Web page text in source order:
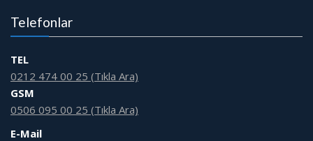
Telefonlar
TEL
0212 474 00 25 (Tıkla Ara)
GSM
0506 095 00 25 (Tıkla Ara)
E-Mail